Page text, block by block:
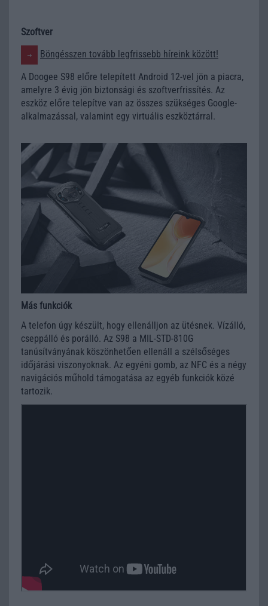
Szoftver
Böngésszen tovább legfrissebb híreink között!
A Doogee S98 előre telepített Android 12-vel jön a piacra,
amelyre 3 évig jön biztonsági és szoftverfrissítés. Az
eszköz előre telepítve van az összes szükséges Google-
alkalmazással, valamint egy virtuális eszköztárral.
Más funkciók
A telefon úgy készült, hogy ellenálljon az ütésnek. Vízálló,
cseppálló és porálló. Az S98 a MIL-STD-810G
tanúsítványának köszönhetően ellenáll a szélsőséges
időjárási viszonyoknak. Az egyéni gomb, az NFC és a négy
navigációs műhold támogatása az egyéb funkciók közé
tartozik.